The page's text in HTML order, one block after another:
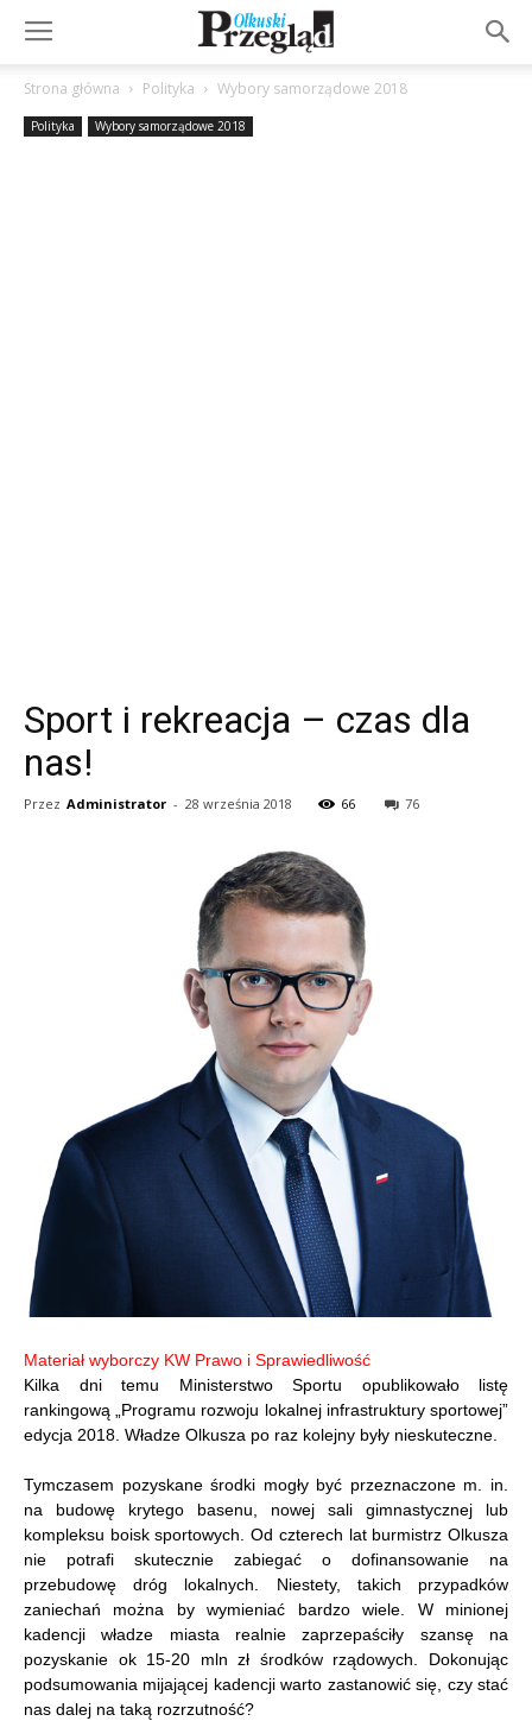
Strona główna Polityka Wybory samorządowe 2018
Polityka Wybory samorządowe 2018
Sport i rekreacja – czas dla
nas!
Przez Administrator - 28 września 2018 66 76
Materiał wyborczy KW Prawo i Sprawiedliwość
Kilka dni temu Ministerstwo Sportu opublikowało listę
rankingową „Programu rozwoju lokalnej infrastruktury sportowej”
edycja 2018. Władze Olkusza po raz kolejny były nieskuteczne.
Tymczasem pozyskane środki mogły być przeznaczone m. in.
na budowę krytego basenu, nowej sali gimnastycznej lub
kompleksu boisk sportowych. Od czterech lat burmistrz Olkusza
nie potrafi skutecznie zabiegać o dofinansowanie na
przebudowę dróg lokalnych. Niestety, takich przypadków
zaniechań można by wymieniać bardzo wiele. W minionej
kadencji władze miasta realnie zaprzepaściły szansę na
pozyskanie ok 15-20 mln zł środków rządowych. Dokonując
podsumowania mijającej kadencji warto zastanowić się, czy stać
nas dalej na taką rozrzutność?